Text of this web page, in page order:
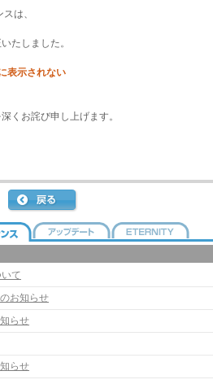
は、
たしました。
表示されない
くお詫び申し上げます。
て
お知らせ
らせ
らせ